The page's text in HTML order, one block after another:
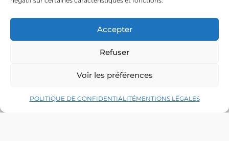
Accepter
Refuser
Voir les préférences
POLITIQUE DE CONFIDENTIALITÉMENTIONS LÉGALES